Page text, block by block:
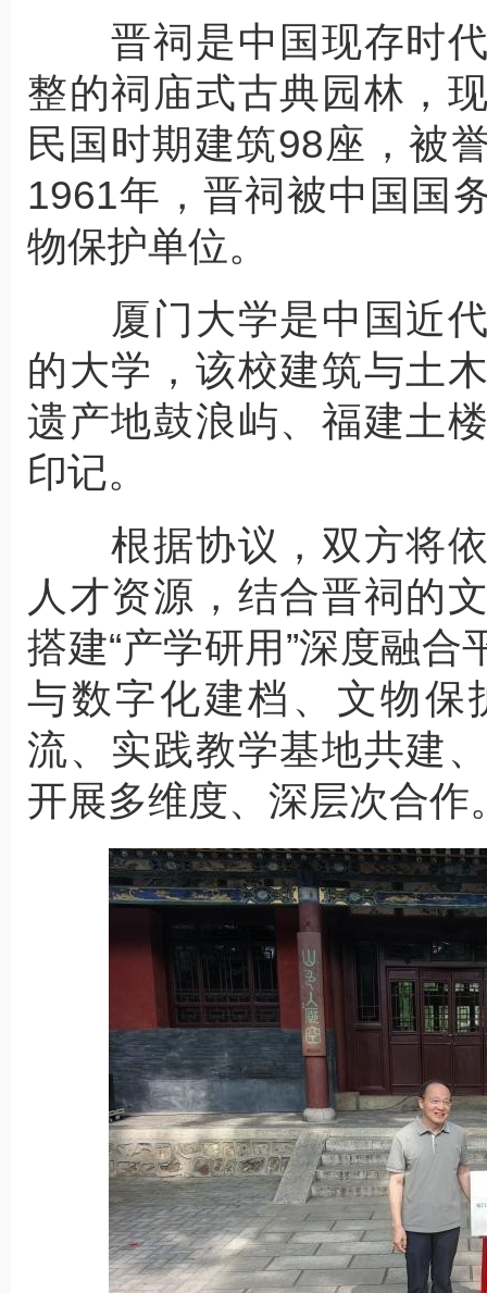
晋祠是中国现存时代
整的祠庙式古典园林，
民国时期建筑98座，被
1961年，晋祠被中国国
物保护单位。
厦门大学是中国近代
的大学，该校建筑与土
遗产地鼓浪屿、福建土
印记。
根据协议，双方将依
人才资源，结合晋祠的
搭建“产学研用”深度融
与数字化建档、文物保
流、实践教学基地共建
开展多维度、深层次合作